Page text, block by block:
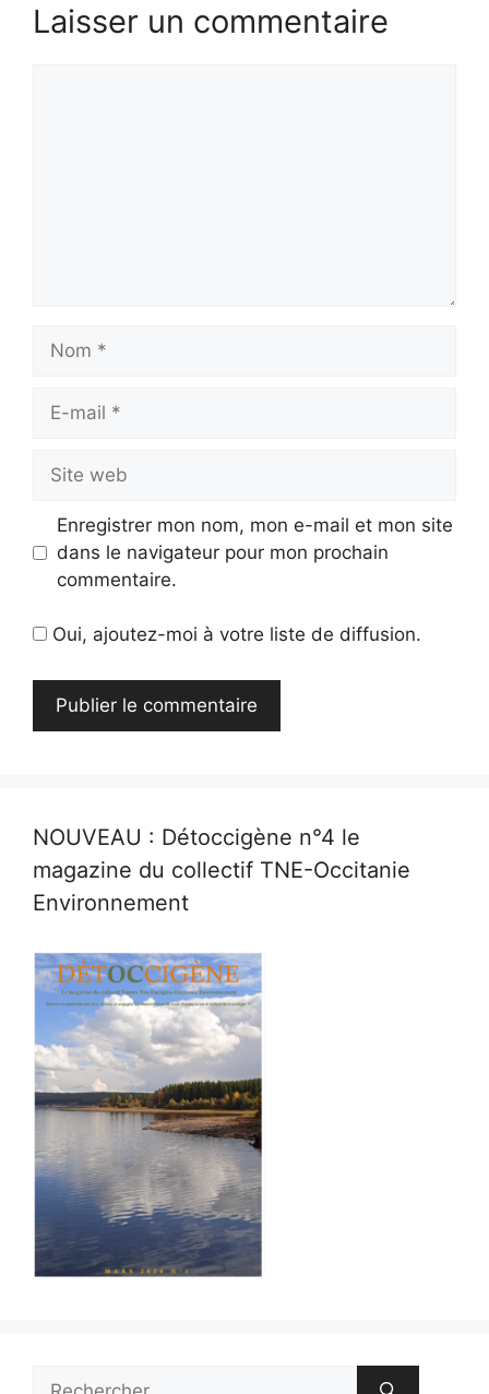
Laisser un commentaire
mail
web
Enregistrer mon nom, mon e-mail et mon site
dans le navigateur pour mon prochain
commentaire.
Oui, ajoutez-moi à votre liste de diffusion.
NOUVEAU : Détoccigène n°4 le
magazine du collectif TNE-Occitanie
Environnement